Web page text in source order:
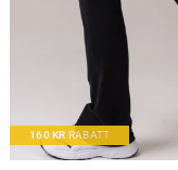
160KR RABATT